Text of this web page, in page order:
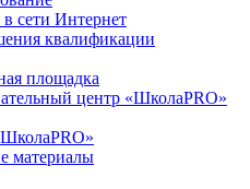
в сети Интернет
квалификации
площадка
центр «ШколаPRO»
материалы